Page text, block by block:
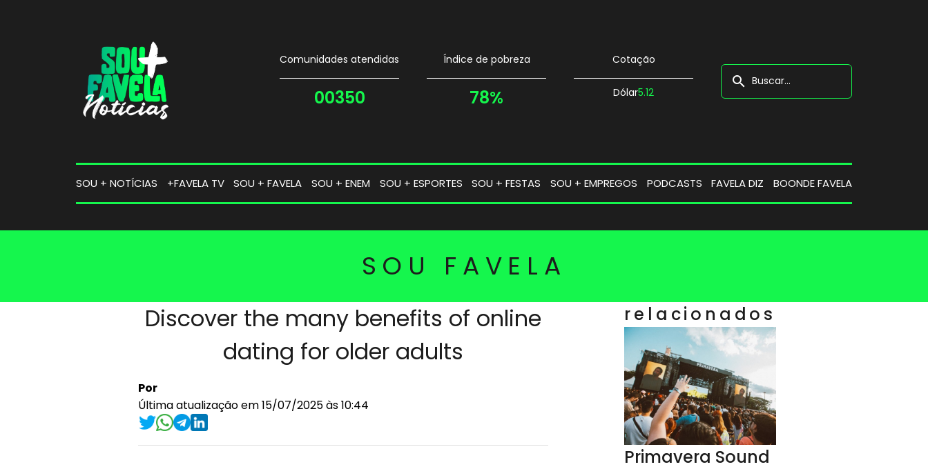
Comunidades atendidas
00350
Índice de pobreza
78%
Cotação
Dólar5.12
search
SOU + NOTÍCIAS +FAVELA TV SOU + FAVELA SOU + ENEM SOU + ESPORTES SOU + FESTAS SOU + EMPREGOS PODCASTS FAVELA DIZ BOONDE FAVELA
SOU FAVELA
Discover the many benefits of online
dating for older adults
Por
Última atualização em 15/07/2025 às 10:44
relacionados
Primavera Sound